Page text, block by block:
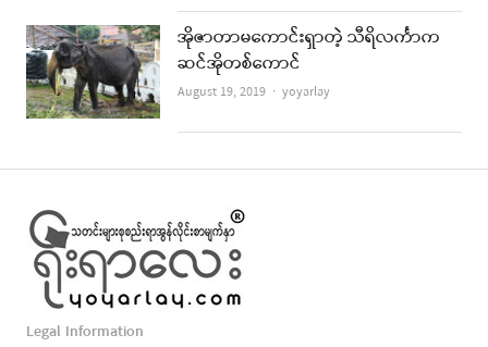
အိုဇာတာမကောင်းရှာတဲ့ သီရိလင်္ကာက
ဆင်အိုတစ်ကောင်
August 19, 2019 Author
yoyarlay
Legal Information